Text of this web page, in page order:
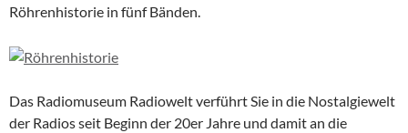
Röhrenhistorie in fünf Bänden.
Das Radiomuseum Radiowelt verführt Sie in die Nostalgiewelt
der Radios seit Beginn der 20er Jahre und damit an die